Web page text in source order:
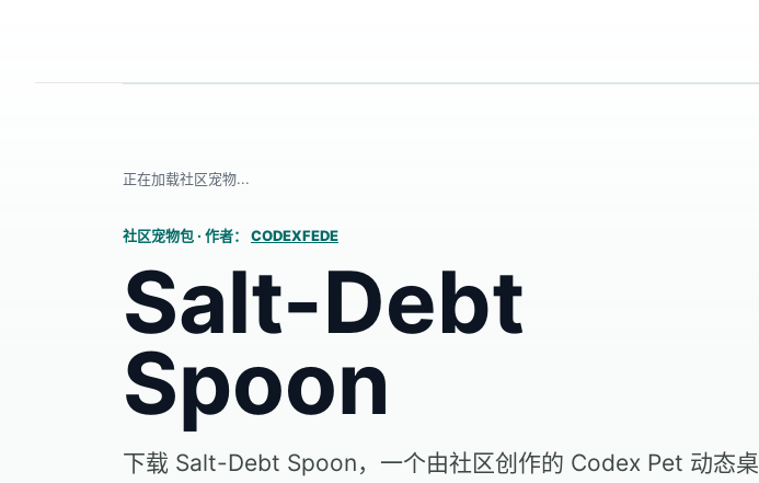
正在加载社区宠物...
社区宠物包 · 作者： CODEXFEDE
Salt-Debt
Spoon
下载 Salt-Debt Spoon，一个由社区创作的 Codex Pet 动态桌